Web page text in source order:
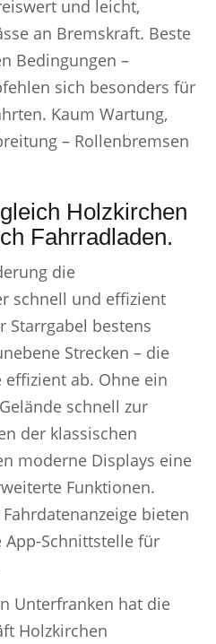
und leicht,
an Bremskraft. Beste
Bedingungen –
sich besonders für
Kaum Wartung,
– Rollenbremsen
Holzkirchen
Fahrradladen.
die
schnell und effizient
bestens
Strecken – die
effizient ab. Ohne ein
schnell zur
der klassischen
moderne Displays eine
Funktionen.
bieten
Schnittstelle für
Unterfranken hat die
Holzkirchen